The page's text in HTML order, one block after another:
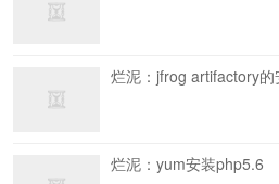
烂泥：jfrog artifactory的
烂泥：yum安装php5.6